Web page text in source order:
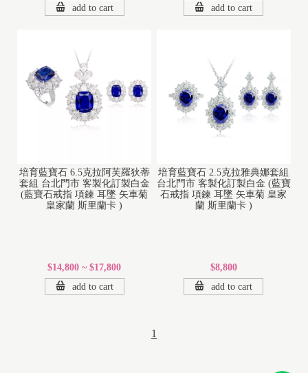
add to cart
add to cart
培育藍寶石 6.5克拉阿芙羅狄蒂
套組 台北門市 客製化訂製白金
(藍寶石戒指 項鍊 耳墜 矢車菊
皇家蘭 斯里蘭卡 )
$14,800 ~ $17,800
add to cart
培育藍寶石 2.5克拉雅典娜套組
台北門市 客製化訂製白金 (藍寶
石戒指 項鍊 耳墜 矢車菊 皇家
蘭 斯里蘭卡 )
$8,800
add to cart
1